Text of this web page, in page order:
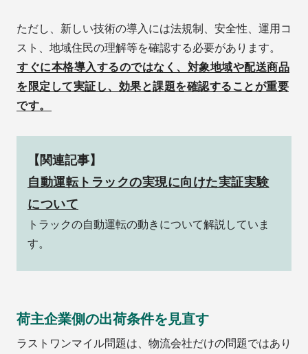
ただし、新しい技術の導入には法規制、安全性、運用コ
スト、地域住民の理解等を確認する必要があります。
すぐに本格導入するのではなく、対象地域や配送商品
を限定して実証し、効果と課題を確認することが重要
です。
【関連記事】
自動運転トラックの実現に向けた実証実験
について
トラックの自動運転の動きについて解説していま
す。
荷主企業側の出荷条件を見直す
ラストワンマイル問題は、物流会社だけの問題ではあり